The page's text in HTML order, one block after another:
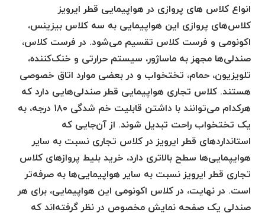
انواع کلاس های پروازی در هواپیمایی قطر ایرویز
کلاس‌های پروازی این هواپیمایی به سه کلاس بیزینس،
اکونومی و فرست کلاس تقسیم می‌شود. در فرست کلاس،
صندلی‌ها مجهز به ماساژور، سیستم حرارتی و خنک‌کننده،
تلویزیون، حمام، تختخواب و در بعضی موارد اتاق خصوصی
هستند. کلاس تجاری هواپیمایی قطر صندلی‌هایی دارد که
هرکدام می‌توانند با داشتن قابلیت خم شدگی ۱۸۰ درجه، به
یک تختخواب راحت تبدیل شوند. از آن‌جایی که
استانداردهای قطر ایرویز در کلاس تجاری نسبت به سایر
هوایپمایی‌ها سطح بالاتری دارد، خرید بلیط پروازهای کلاس
تجاری قطر ایرویز نسبت به سایر هواپیمایی‌ها به صرفه‌تر
است. در نهایت، در کلاس اکونومی این هواپیمایی، برای هر
صندلی یک صفحه نمایش مخصوص در نظر گرفته‌اند که